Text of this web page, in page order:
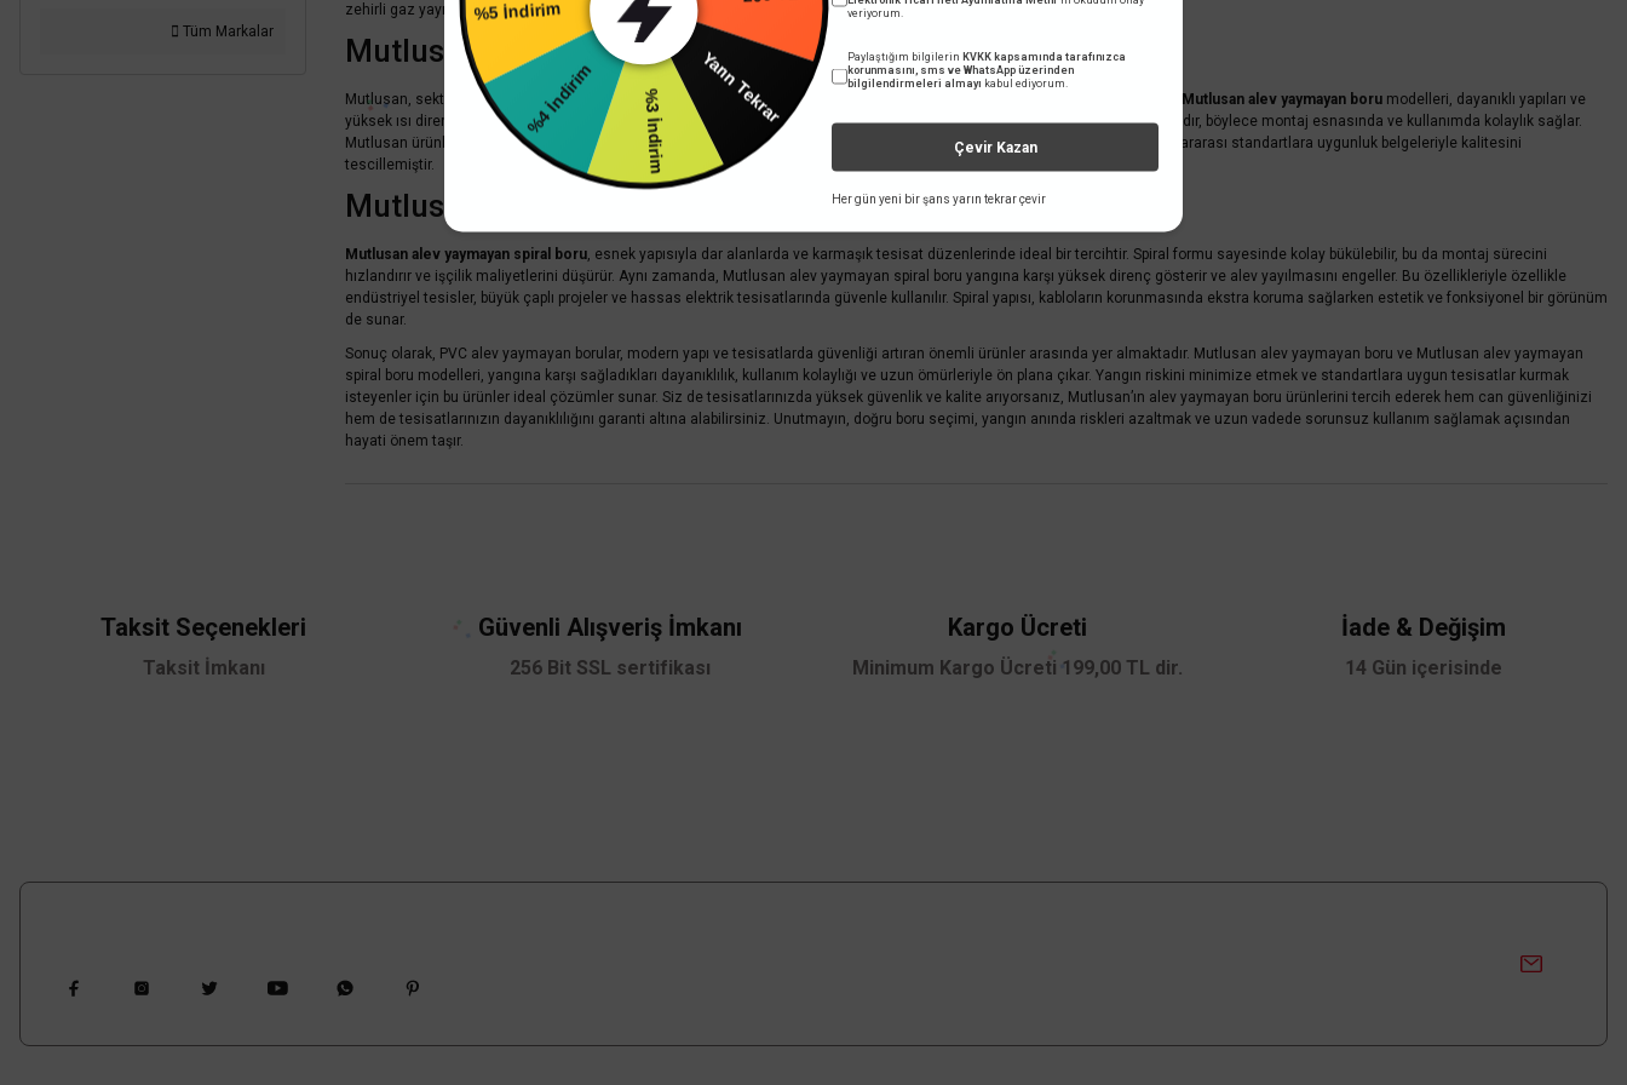
Tüm Markalar
zehirli gaz yayılımı minimuma iner.
Mutlusan Alev Yaymayan Boru
Mutlusan, sektöründe güvenilirliğiyle bilinen bir marka olarak, alev yaymayan boru kategorisinde yüksek kaliteli ürünler sunar. Mutlusan alev yaymayan borumodelleri, dayanıklı yapıları ve
yüksek ısı direnci sayesinde uzun ömürlü kullanım garantisi verir. Ayrıca, bu boruların yüzeyleri pürüzsüz ve darbeye dayanıklıdır, böylece montaj esnasında ve kullanımda kolaylık sağlar.
Mutlusan ürünleri, çeşitli çap ve uzunluk seçenekleriyle farklı tesisat ihtiyaçlarına uygun çözümler sunar. Üstelik TSE ve uluslararası standartlara uygunluk belgeleriyle kalitesini
tescillemiştir.
Mutlusan Alev Yaymayan Spiral Boru
Mutlusan alev yaymayan spiral boru, esnek yapısıyla dar alanlarda ve karmaşık tesisat düzenlerinde ideal bir tercihtir. Spiral formu sayesinde kolay bükülebilir, bu da montaj sürecini
hızlandırır ve işçilik maliyetlerini düşürür. Aynı zamanda, Mutlusan alev yaymayan spiral boru yangına karşı yüksek direnç gösterir ve alev yayılmasını engeller. Bu özellikleriyle özellikle
endüstriyel tesisler, büyük çaplı projeler ve hassas elektrik tesisatlarında güvenle kullanılır. Spiral yapısı, kabloların korunmasında ekstra koruma sağlarken estetik ve fonksiyonel bir görünüm
de sunar.
Sonuç olarak, PVC alev yaymayan borular, modern yapı ve tesisatlarda güvenliği artıran önemli ürünler arasında yer almaktadır. Mutlusan alev yaymayan boru ve Mutlusan alev yaymayan
spiral boru modelleri, yangına karşı sağladıkları dayanıklılık, kullanım kolaylığı ve uzun ömürleriyle ön plana çıkar. Yangın riskini minimize etmek ve standartlara uygun tesisatlar kurmak
isteyenler için bu ürünler ideal çözümler sunar. Siz de tesisatlarınızda yüksek güvenlik ve kalite arıyorsanız, Mutlusan’ın alev yaymayan boru ürünlerini tercih ederek hem can güvenliğinizi
hem de tesisatlarınızın dayanıklılığını garanti altına alabilirsiniz. Unutmayın, doğru boru seçimi, yangın anında riskleri azaltmak ve uzun vadede sorunsuz kullanım sağlamak açısından
hayati önem taşır.
Taksit Seçenekleri
Taksit İmkanı
Güvenli Alışveriş İmkanı
256 Bit SSL sertifikası
Kargo Ücreti
Minimum Kargo Ücreti 199,00 TL dir.
İade & Değişim
14 Gün içerisinde
200 TL
Yarın Tekrar
%3 İndirim
%4 İndirim
veriyorum.
Paylaştığım bilgilerin KVKK kapsamında tarafınızca
korunmasını, sms ve WhatsApp üzerinden
bilgilendirmeleri almayı kabul ediyorum.
Çevir Kazan
Her gün yeni bir şans yarın tekrar çevir